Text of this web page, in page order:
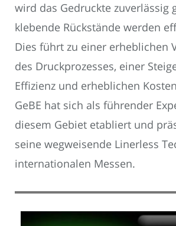
wird das Gedruckte zuverlässig
klebende Rückstände werden
Dies führt zu einer erheblichen
des Druckprozesses, einer
Effizienz und erheblichen
GeBE hat sich als führender
diesem Gebiet etabliert und
seine wegweisende Linerless
internationalen Messen.